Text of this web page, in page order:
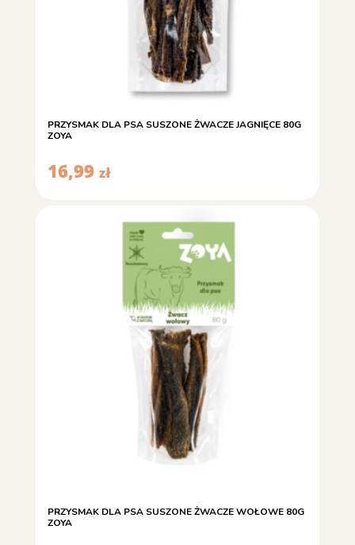
PRZYSMAK DLA PSA SUSZONE ŻWACZE JAGNIĘCE 80G
ZOYA
16,99 zł
PRZYSMAK DLA PSA SUSZONE ŻWACZE WOŁOWE 80G
ZOYA